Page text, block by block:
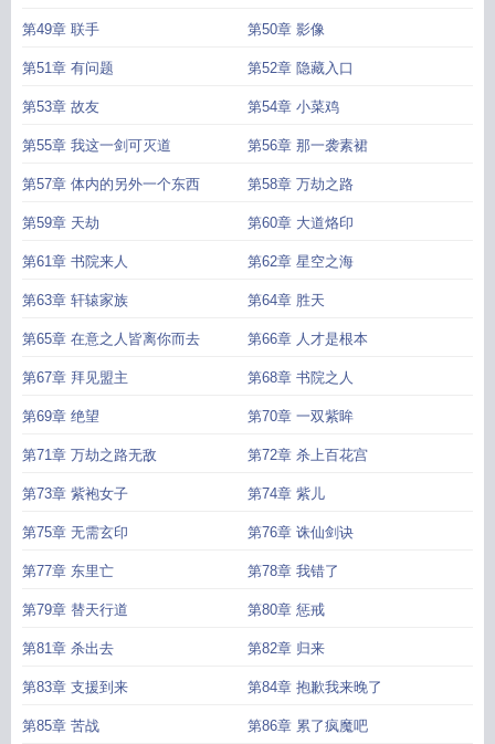
第49章 联手 第50章 影像
第51章 有问题 第52章 隐藏入口
第53章 故友 第54章 小菜鸡
第55章 我这一剑可灭道 第56章 那一袭素裙
第57章 体内的另外一个东西 第58章 万劫之路
第59章 天劫 第60章 大道烙印
第61章 书院来人 第62章 星空之海
第63章 轩辕家族 第64章 胜天
第65章 在意之人皆离你而去 第66章 人才是根本
第67章 拜见盟主 第68章 书院之人
第69章 绝望 第70章 一双紫眸
第71章 万劫之路无敌 第72章 杀上百花宫
第73章 紫袍女子 第74章 紫儿
第75章 无需玄印 第76章 诛仙剑诀
第77章 东里亡 第78章 我错了
第79章 替天行道 第80章 惩戒
第81章 杀出去 第82章 归来
第83章 支援到来 第84章 抱歉我来晚了
第85章 苦战 第86章 累了疯魔吧